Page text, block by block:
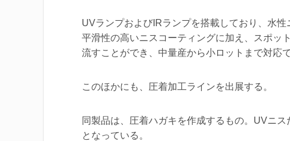
UVランプおよびIRランプを搭載しており、水
平滑性の高いニスコーティングに加え、スポッ
流すことができ、中量産から小ロットまで対応
このほかにも、圧着加工ラインを出展する。
同製品は、圧着ハガキを作成するもの。UVニ
となっている。